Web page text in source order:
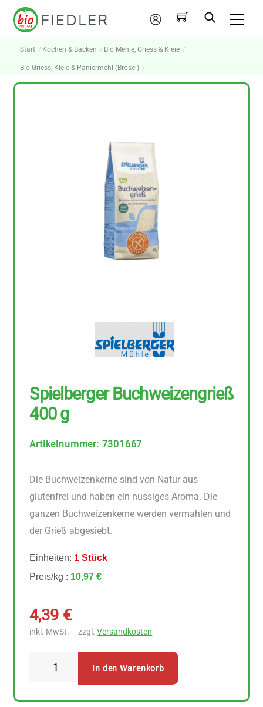
Skip
Mein
Konto
Start Kochen & Backen Bio Mehle, Griess & Kleie
Bio Griess, Kleie & Paniermehl (Brösel)
Spielberger Buchweizengrieß
400 g
Artikelnummer: 7301667
Die Buchweizenkerne sind von Natur aus
glutenfrei und haben ein nussiges Aroma. Die
ganzen Buchweizenkerne werden vermahlen und
der Grieß abgesiebt.
Einheiten: 1 Stück
Preis/kg : 10,97 €
4,39 €
inkl. MwSt. – zzgl.Versandkosten
In den Warenkorb